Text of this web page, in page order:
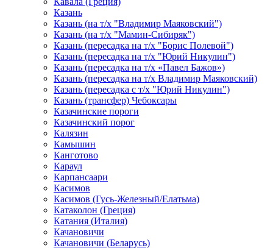
Казань
Казань (на т/х "Владимир Маяковский")
Казань (на т/х "Мамин-Сибиряк")
Казань (пересадка на т/х "Борис Полевой")
Казань (пересадка на т/х "Юрий Никулин")
Казань (пересадка на т/х «Павел Бажов»)
Казань (пересадка на т/х Владимир Маяковский)
Казань (пересадка с т/х "Юрий Никулин")
Казань (трансфер) Чебоксары
Казачинские пороги
Казачинский порог
Калязин
Камышин
Канготово
Караул
Карпансаари
Касимов
Касимов (Гусь-Железный/Елатьма)
Катаколон (Греция)
Катания (Италия)
Качановичи
Качановичи (Беларусь)